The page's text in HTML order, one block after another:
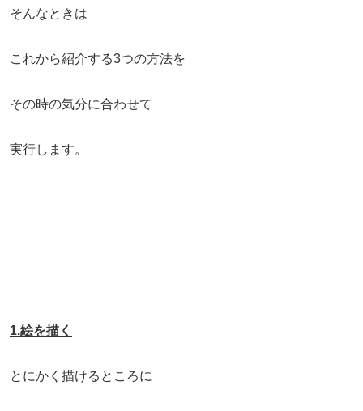
そんなときは
これから紹介する3つの方法を
その時の気分に合わせて
実行します。
1.絵を描く
とにかく描けるところに